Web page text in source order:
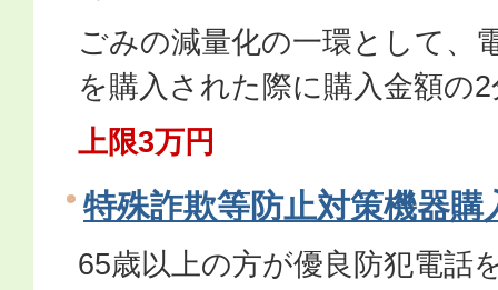
ごみの減量化の一環として、
を購入された際に購入金額の
上限3万円
特殊詐欺等防止対策機器購
65歳以上の方が優良防犯電話